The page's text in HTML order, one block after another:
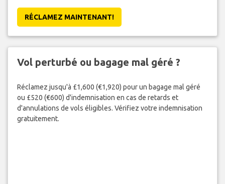
RÉCLAMEZ MAINTENANT!
Vol perturbé ou bagage mal géré ?
Réclamez jusqu'à £1,600 (€1,920) pour un bagage mal géré
ou £520 (€600) d'indemnisation en cas de retards et
d'annulations de vols éligibles. Vérifiez votre indemnisation
gratuitement.